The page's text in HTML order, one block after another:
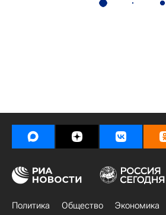
Политика Общество Экономика